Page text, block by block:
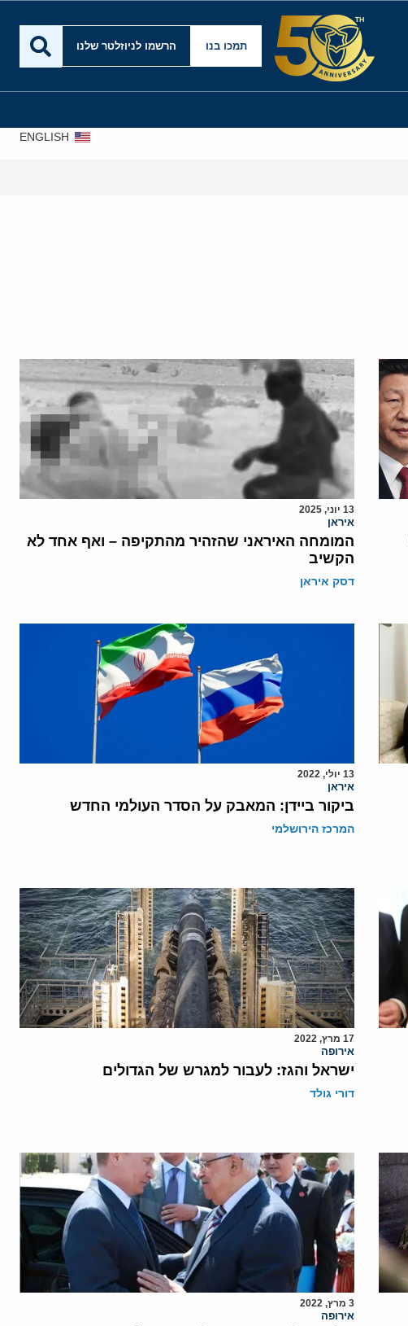
תמכו בנו הרשמו לניוזלטר שלנו
ENGLISH
13 יוני, 2025
איראן
המומחה האיראני שהזהיר מהתקיפה – ואף אחד לא
הקשיב
דסק איראן
13 יולי, 2022
איראן
ביקור ביידן: המאבק על הסדר העולמי החדש
המרכז הירושלמי
17 מרץ, 2022
אירופה
ישראל והגז: לעבור למגרש של הגדולים
דורי גולד
3 מרץ, 2022
אירופה